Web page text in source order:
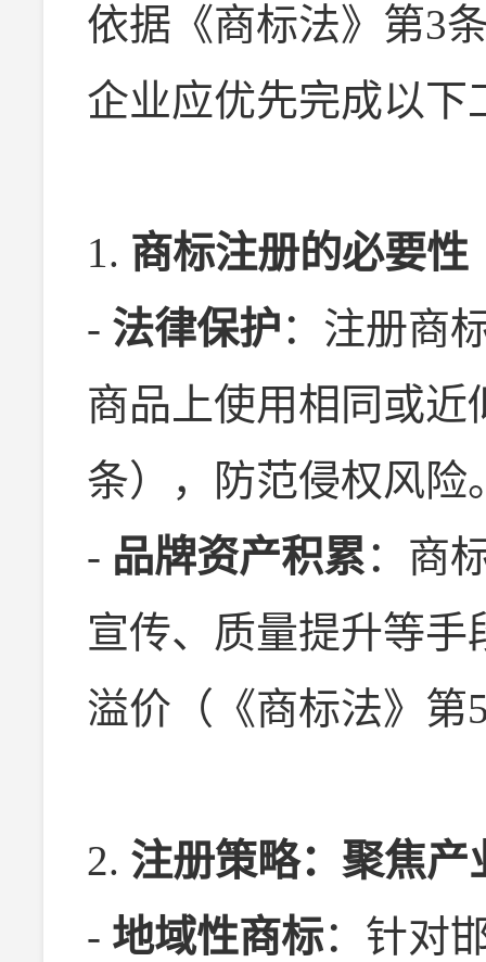
依据《商标法》第3
企业应优先完成以下
1. 商标注册的必要性
- 法律保护：注册商
商品上使用相同或近
条），防范侵权风险
- 品牌资产积累：商
宣传、质量提升等
溢价（《商标法》第
2. 注册策略：聚焦产
- 地域性商标：针对